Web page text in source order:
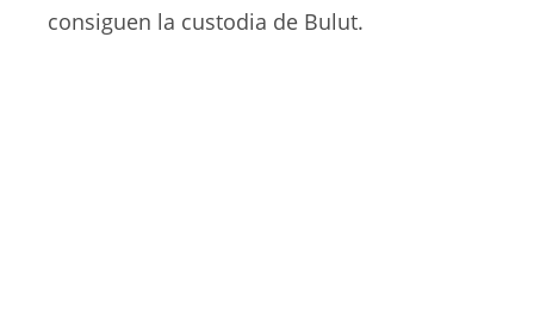
consiguen la custodia de Bulut.